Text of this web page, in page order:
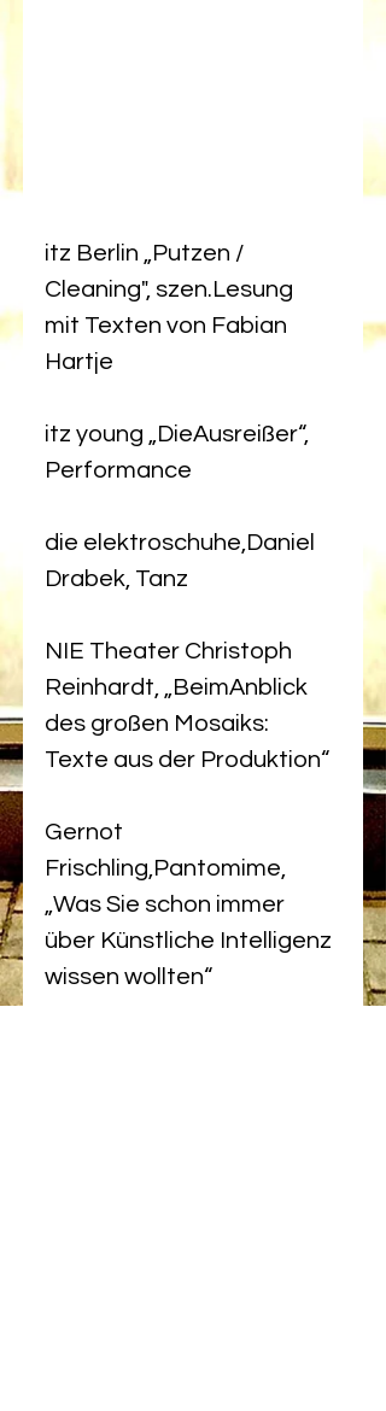
itz Berlin „Putzen /
Cleaning", szen.Lesung
mit Texten von Fabian
Hartje
itz young „DieAusreißer“,
Performance
die elektroschuhe,Daniel
Drabek, Tanz
NIE Theater Christoph
Reinhardt, „BeimAnblick
des großen Mosaiks:
Texte aus der Produktion“
Gernot
Frischling,Pantomime,
„Was Sie schon immer
über Künstliche Intelligenz
wissen wollten“